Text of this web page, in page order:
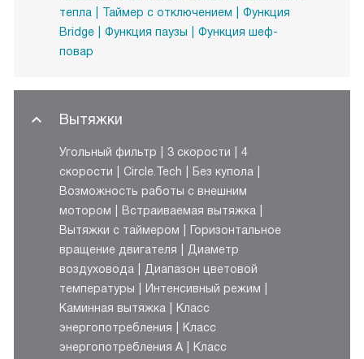
тепла
Таймер с отключением
Функция
Bridge
Функция паузы
Функция шеф-
повар
Вытяжки
Угольный фильтр 3 скорости
4
скорости
Circle.Tech
Без купола
Возможность работы с внешним
мотором
Встраиваемая вытяжка
Вытяжки с таймером
Горизонтальное
вращение двигателя
Диаметр
воздуховода
Диапазон цветовой
температуры
Интенсивный режим
Каминная вытяжка
Класс
энергопотребления
Класс
энергопотребления A
Класс